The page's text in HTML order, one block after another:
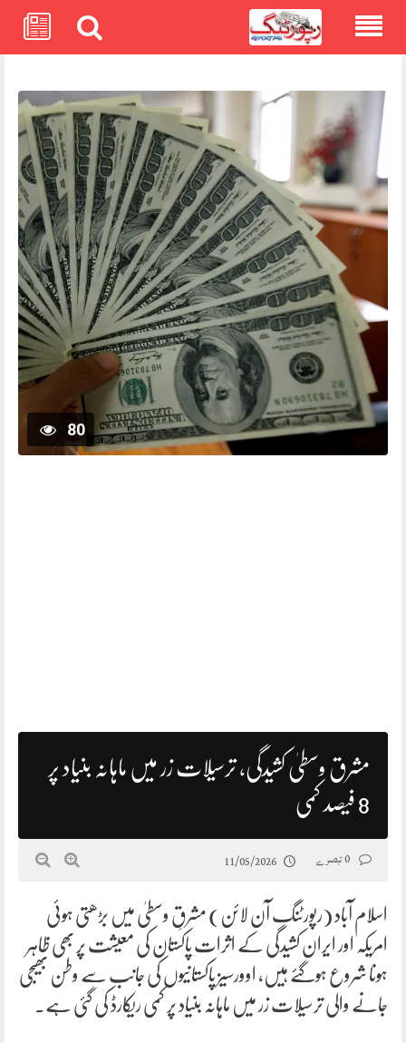
80
مشرق وسطیٰ کشیدگی، ترسیلات زر میں ماہانہ بنیاد پر
8 فیصد کمی
11/05/2026
اسلام آباد (رپورٹنگ آن لائن) مشرقِ وسطیٰ میں بڑھتی ہوئی
امریکہ اور ایران کشیدگی کے اثرات پاکستان کی معیشت پر بھی ظاہر
ہونا شروع ہوگئے ہیں، اوورسیز پاکستانیوں کی جانب سے وطن بھیجی
جانے والی ترسیلات زر میں ماہانہ بنیاد پر کمی ریکارڈ کی گئی ہے۔